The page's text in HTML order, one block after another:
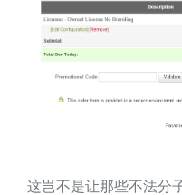
这岂不是让那些不法分